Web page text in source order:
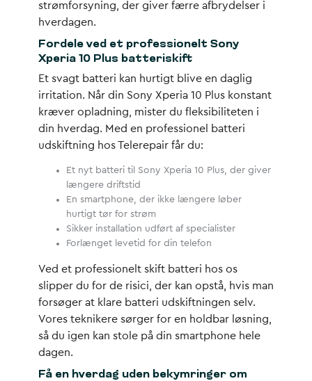
strømforsyning, der giver færre afbrydelser i
hverdagen.
Fordele ved et professionelt Sony
Xperia 10 Plus batteriskift
Et svagt batteri kan hurtigt blive en daglig
irritation. Når din Sony Xperia 10 Plus konstant
kræver opladning, mister du fleksibiliteten i
din hverdag. Med en professionel batteri
udskiftning hos Telerepair får du:
Et nyt batteri til Sony Xperia 10 Plus, der giver
længere driftstid
En smartphone, der ikke længere løber
hurtigt tør for strøm
Sikker installation udført af specialister
Forlænget levetid for din telefon
Ved et professionelt skift batteri hos os
slipper du for de risici, der kan opstå, hvis man
forsøger at klare batteri udskiftningen selv.
Vores teknikere sørger for en holdbar løsning,
så du igen kan stole på din smartphone hele
dagen.
Få en hverdag uden bekymringer om